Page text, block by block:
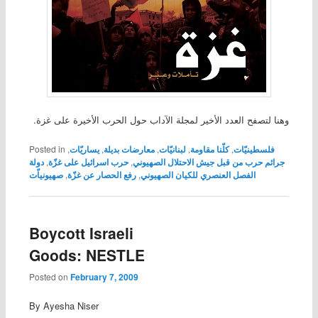
وهنا لتصفح العدد الأخير لمجلة الآداب حول الحرب الأخيرة على غزة.
Posted in فلسطينيّات,كلّنا مقاومة, لبنانيّات,معارضات بديلة,يساريّات,
جرائم حرب من قبل جيش الاحتلال الصهيوني,حرب اسرائيل على غزّة,دولة
الفصل العنصري للكيان الصهيوني,رفع الحصار عن غزّة,صهيونياّت
Boycott Israeli
Goods: NESTLE
Posted on February 7, 2009
By Ayesha Niser